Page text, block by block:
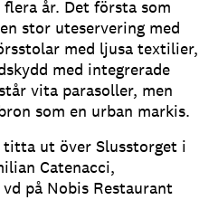
flera år. Det första som
stor uteservering med
med ljusa textilier,
med integrerade
vita parasoller, men
som en urban markis.
ut över Slusstorget i
Catenacci,
på Nobis Restaurant